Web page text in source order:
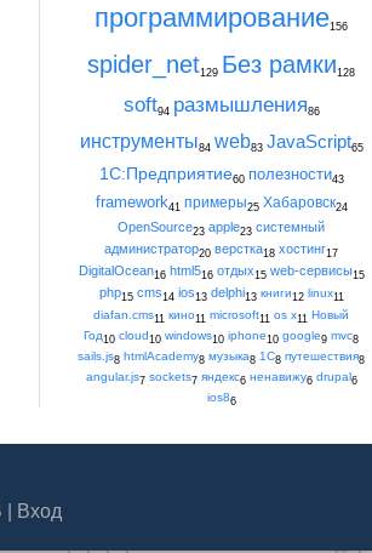
программирование156
spider_net129 Без рамки128
soft94 размышления86
инструменты84 web83 JavaScript65
1С:Предприятие60 полезности43
framework41 примеры25 Хабаровск24
OpenSource23 apple23 системный
администратор20 верстка18 хостинг17
DigitalOcean16 html516 отдых15 web-сервисы15
php15 cms14 ios13 delphi13 книги12 linux11
diafan.cms11 кино11 microsoft11 os x11 Новый
Год10 cloud10 windows10 iphone10 google9 mvc8
sails.js8 htmlAcademy8 музыка8 1С8 путешествия8
angular.js7 sockets7 яндекс6 ненавижу6 drupal6
ios86
Вход